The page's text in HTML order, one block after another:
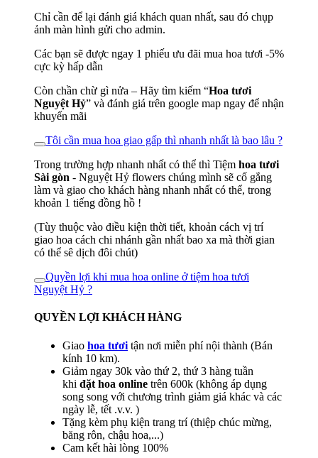
Chỉ cần để lại đánh giá khách quan nhất, sau đó chụp
ảnh màn hình gửi cho admin.
Các bạn sẽ được ngay 1 phiếu ưu đãi mua hoa tươi -5%
cực kỳ hấp dẫn
Còn chần chừ gì nửa – Hãy tìm kiếm “Hoa tươi
Nguyệt Hỷ” và đánh giá trên google map ngay để nhận
khuyến mãi
Tôi cần mua hoa giao gấp thì nhanh nhất là bao lâu ?
Trong trường hợp nhanh nhất có thể thì Tiệm hoa tươi
Sài gòn - Nguyệt Hỷ flowers chúng mình sẽ cố gắng
làm và giao cho khách hàng nhanh nhất có thể, trong
khoản 1 tiếng đồng hồ !
(Tùy thuộc vào điều kiện thời tiết, khoản cách vị trí
giao hoa cách chi nhánh gần nhất bao xa mà thời gian
có thể sê dịch đôi chút)
Quyền lợi khi mua hoa online ở tiệm hoa tươi
Nguyệt Hỷ ?
QUYỀN LỢI KHÁCH HÀNG
Giao hoa tươi tận nơi miễn phí nội thành (Bán
kính 10 km).
Giảm ngay 30k vào thứ 2, thứ 3 hàng tuần
khi đặt hoa online trên 600k (không áp dụng
song song với chương trình giảm giá khác và các
ngày lễ, tết .v.v. )
Tặng kèm phụ kiện trang trí (thiệp chúc mừng,
băng rôn, chậu hoa,...)
Cam kết hài lòng 100%